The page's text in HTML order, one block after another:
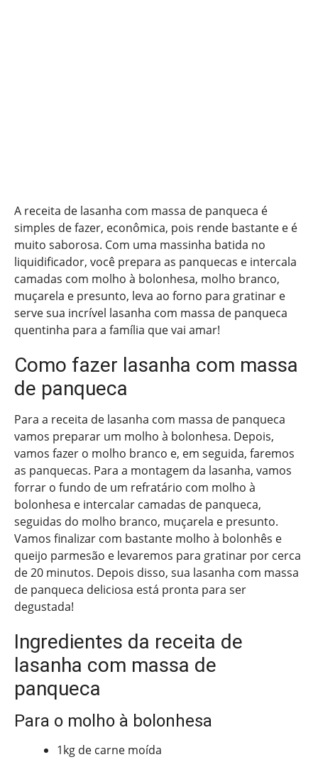
A receita de lasanha com massa de panqueca é
simples de fazer, econômica, pois rende bastante e é
muito saborosa. Com uma massinha batida no
liquidificador, você prepara as panquecas e intercala
camadas com molho à bolonhesa, molho branco,
muçarela e presunto, leva ao forno para gratinar e
serve sua incrível lasanha com massa de panqueca
quentinha para a família que vai amar!
Como fazer lasanha com massa
de panqueca
Para a receita de lasanha com massa de panqueca
vamos preparar um molho à bolonhesa. Depois,
vamos fazer o molho branco e, em seguida, faremos
as panquecas. Para a montagem da lasanha, vamos
forrar o fundo de um refratário com molho à
bolonhesa e intercalar camadas de panqueca,
seguidas do molho branco, muçarela e presunto.
Vamos finalizar com bastante molho à bolonhês e
queijo parmesão e levaremos para gratinar por cerca
de 20 minutos. Depois disso, sua lasanha com massa
de panqueca deliciosa está pronta para ser
degustada!
Ingredientes da receita de
lasanha com massa de
panqueca
Para o molho à bolonhesa
1kg de carne moída